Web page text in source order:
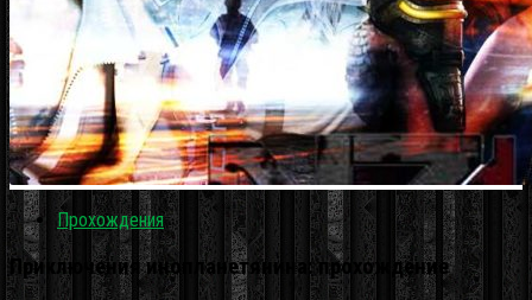
Прохождения
Приключения инопланетянина: прохождение